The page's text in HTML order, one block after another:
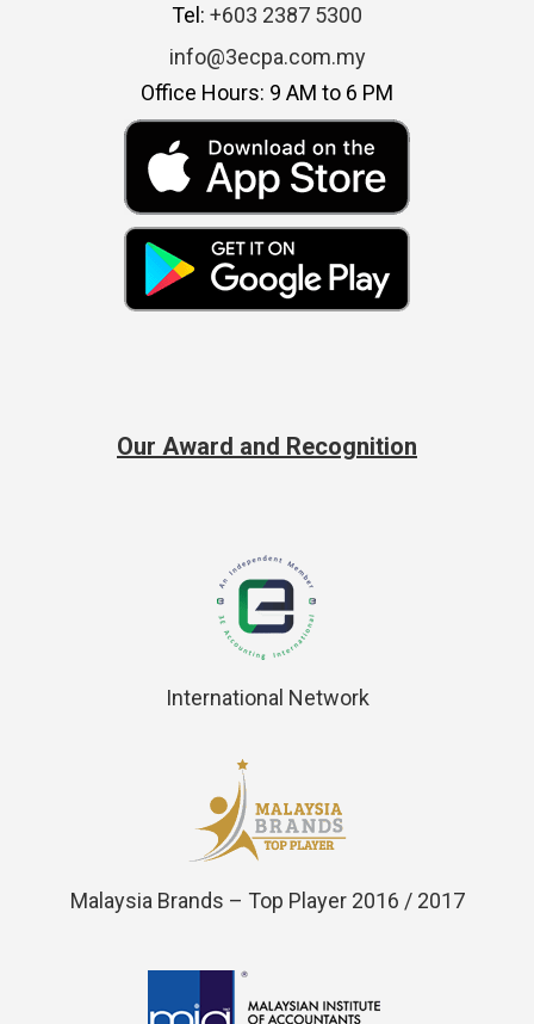
Tel: +603 2387 5300
info@3ecpa.com.my
Office Hours: 9 AM to 6 PM
Our Award and Recognition
International Network
Malaysia Brands – Top Player 2016 / 2017